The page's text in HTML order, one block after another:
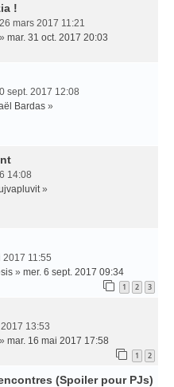
!
mars 2017 11:21
» mar. 31 oct. 2017 20:03
sept. 2017 12:08
Bardas »
14:08
»
11:55
» mer. 6 sept. 2017 09:34
1 2 3
13:53
» mar. 16 mai 2017 17:58
1 2
(Spoiler pour PJs)